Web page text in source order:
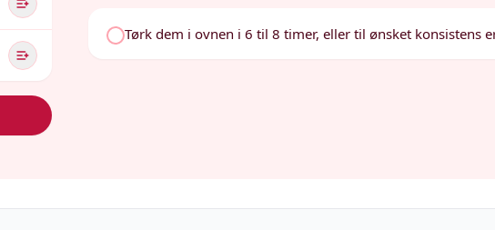
Tørk dem i ovnen i 6 til 8 timer, eller til ønsket konsistens